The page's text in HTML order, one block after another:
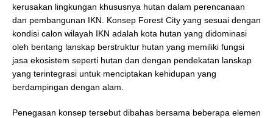
kerusakan lingkungan khususnya hutan dalam perencanaan
dan pembangunan IKN. Konsep Forest City yang sesuai dengan
kondisi calon wilayah IKN adalah kota hutan yang didominasi
oleh bentang lanskap berstruktur hutan yang memiliki fungsi
jasa ekosistem seperti hutan dan dengan pendekatan lanskap
yang terintegrasi untuk menciptakan kehidupan yang
berdampingan dengan alam.
Penegasan konsep tersebut dibahas bersama beberapa elemen